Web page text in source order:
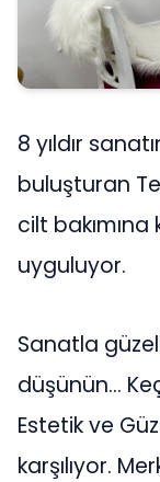
8 yıldır
buluşturan
cilt
uyguluyor.
Sanatla
düşünün…
Estetik ve
karşılıyor.